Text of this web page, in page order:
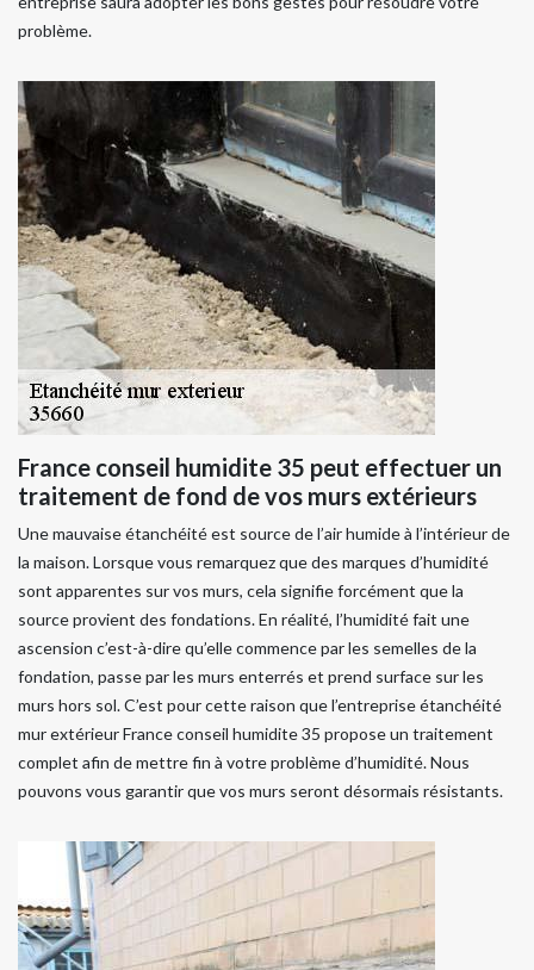
problème.
France conseil humidite 35 peut effectuer un
traitement de fond de vos murs extérieurs
Une mauvaise étanchéité est source de l’air humide à l’intérieur de
la maison. Lorsque vous remarquez que des marques d’humidité
sont apparentes sur vos murs, cela signifie forcément que la
source provient des fondations. En réalité, l’humidité fait une
ascension c’est-à-dire qu’elle commence par les semelles de la
fondation, passe par les murs enterrés et prend surface sur les
murs hors sol. C’est pour cette raison que l’entreprise étanchéité
mur extérieur France conseil humidite 35 propose un traitement
complet afin de mettre fin à votre problème d’humidité. Nous
pouvons vous garantir que vos murs seront désormais résistants.